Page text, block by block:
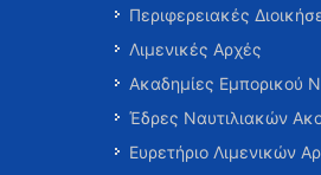
Περιφερειακές
Λιμενικές Αρχές
Ακαδημίες Εμπορικού
Έδρες Ναυτιλιακών
Ευρετήριο Λιμενικών